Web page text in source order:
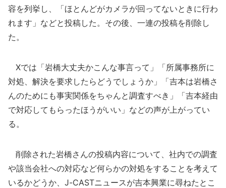
容を列挙し、「ほとんどがカメラが回ってないときに行わ
れます」などと投稿した。その後、一連の投稿を削除し
た。
Xでは「岩橋大丈夫かこんな事言って」「所属事務所に
対処、解決を要求したらどうでしょうか」「吉本は岩橋さ
んのためにも事実関係をちゃんと調査すべき」「吉本経由
で対応してもらったほうがいい」などの声が上がってい
る。
削除された岩橋さんの投稿内容について、社内での調査
や該当会社への対応など何らかの対処をすることを考えて
いるかどうか、J-CASTニュースが吉本興業に尋ねたとこ